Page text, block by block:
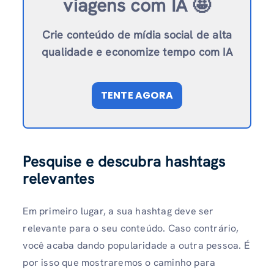
viagens com IA 🤩
Crie conteúdo de mídia social de alta
qualidade e economize tempo com IA
TENTE AGORA
Pesquise e descubra hashtags
relevantes
Em primeiro lugar, a sua hashtag deve ser
relevante para o seu conteúdo. Caso contrário,
você acaba dando popularidade a outra pessoa. É
por isso que mostraremos o caminho para